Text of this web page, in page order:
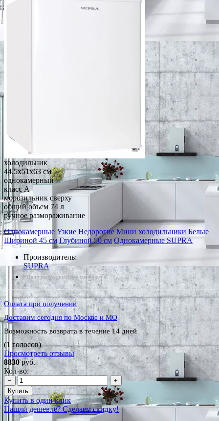
холодильник
44.5x51x63 см
однокамерный
класс A+
морозильник сверху
общий объем 74 л
ручное размораживание
Однокамерные Узкие Недорогие Мини холодильники Белые
Шириной 45 см Глубиной 50 см Однокамерные SUPRA
Производитель:
SUPRA
*Наличие уточняйте у менеджера
Оплата при получении
Доставим сегодня по Москве и МО
Возможность возврата в течение 14 дней
(1 голосов)
Просмотреть отзывы
8830руб.
Кол-во:
−
+
Купить
Купить в один клик
Нашли дешевле? Сделаем скидку!